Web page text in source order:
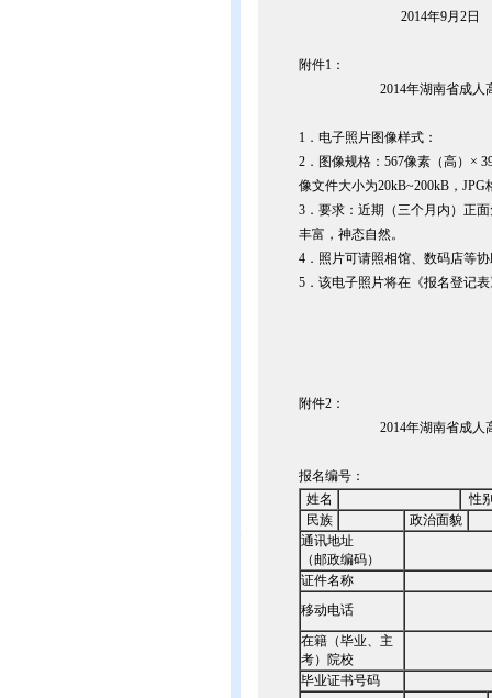
2014年9月2日
附件1：
2014年湖南省成
1．电子照片图像样式：
2．图像规格：567像素（高）×
像文件大小为20kB~200kB，JPG
3．要求：近期（三个月内）正
丰富，神态自然。
4．照片可请照相馆、数码店等
5．该电子照片将在《报名登记
附件2：
2014年湖南省成
报名编号：
姓名
性
民族
政治面貌
通讯地址
（邮政编码）
证件名称
移动电话
在籍（毕业、主
考）院校
毕业证书号码